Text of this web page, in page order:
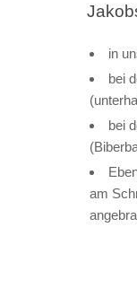
in
bei
bei
am